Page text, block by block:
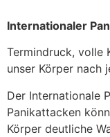
Internationaler
Termindruck, volle
unser Körper nach
Der Internationale
Panikattacken
Körper deutliche